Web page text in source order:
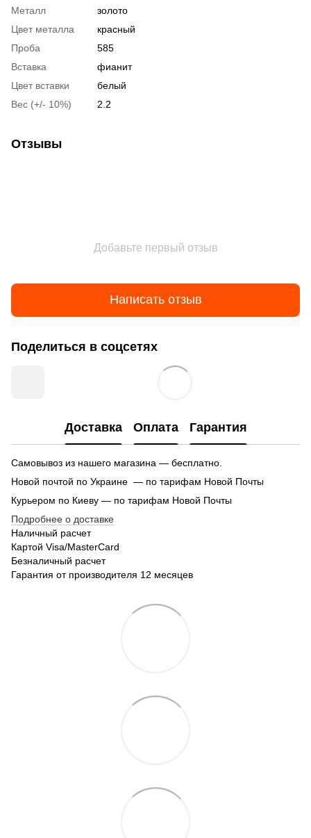
Металл
золото
Цвет металла
красный
Проба
585
Вставка
фианит
Цвет вставки
белый
Вес (+/- 10%)
2.2
Отзывы
Добавьте первый отзыв
Написать отзыв
Поделиться в соцсетях
Доставка Оплата Гарантия
Самовывоз из нашего магазина — бесплатно.
Новой почтой по Украине — по тарифам Новой Почты
Курьером по Киеву — по тарифам Новой Почты
Подробнее о доставке
Наличный расчет
Картой Visa/MasterCard
Безналичный расчет
Гарантия от производителя 12 месяцев